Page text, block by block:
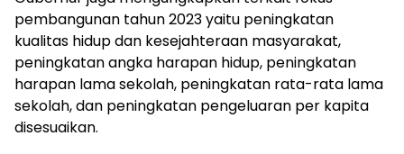
pembangunan tahun 2023 yaitu peningkatan
kualitas hidup dan kesejahteraan masyarakat,
peningkatan angka harapan hidup, peningkatan
harapan lama sekolah, peningkatan rata-rata lama
sekolah, dan peningkatan pengeluaran per kapita
disesuaikan.